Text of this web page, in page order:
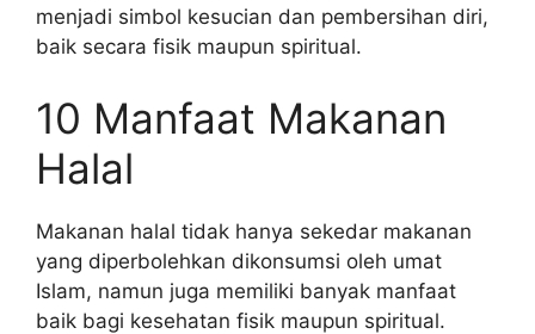
menjadi simbol kesucian dan pembersihan diri,
baik secara fisik maupun spiritual.
10 Manfaat Makanan
Halal
Makanan halal tidak hanya sekedar makanan
yang diperbolehkan dikonsumsi oleh umat
Islam, namun juga memiliki banyak manfaat
baik bagi kesehatan fisik maupun spiritual.